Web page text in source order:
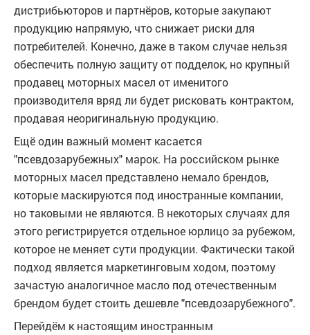
дистрибьюторов и партнёров, которые закупают
продукцию напрямую, что снижает риски для
потребителей. Конечно, даже в таком случае нельзя
обеспечить полную защиту от подделок, но крупный
продавец моторных масел от именитого
производителя вряд ли будет рисковать контрактом,
продавая неоригинальную продукцию.
Ещё один важный момент касается
"псевдозарубежных" марок. На российском рынке
моторных масел представлено немало брендов,
которые маскируются под иностранные компании,
но таковыми не являются. В некоторых случаях для
этого регистрируется отдельное юрлицо за рубежом,
которое не меняет сути продукции. Фактически такой
подход является маркетинговым ходом, поэтому
зачастую аналогичное масло под отечественным
брендом будет стоить дешевле "псевдозарубежного".
Перейдём к настоящим иностранным